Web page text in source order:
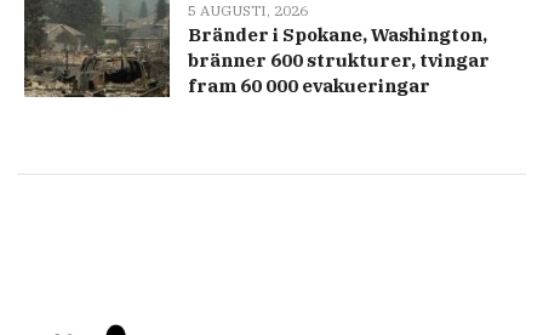
5 AUGUSTI, 2026
Bränder i Spokane, Washington,
bränner 600 strukturer, tvingar
fram 60 000 evakueringar